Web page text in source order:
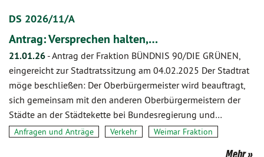
DS 2026/11/A
Antrag: Versprechen halten,…
21.01.26 -Antrag der Fraktion BÜNDNIS 90/DIE GRÜNEN,
eingereicht zur Stadtratssitzung am 04.02.2025 Der Stadtrat
möge beschließen: Der Oberbürgermeister wird beauftragt,
sich gemeinsam mit den anderen Oberbürgermeistern der
Städte an der Städtekette bei Bundesregierung und…
Anfragen und Anträge Verkehr Weimar Fraktion
Mehr